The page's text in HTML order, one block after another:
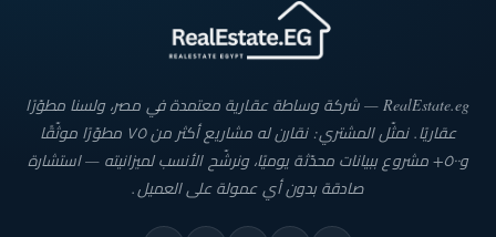
RealEstate.eg — شركة وساطة عقارية معتمدة في مصر، ولسنا مطوّرًا
عقاريًا. نمثّل المشتري: نقارن له مشاريع أكثر من ٧٥ مطوّرًا موثّقًا
و٥٠٠+ مشروع ببيانات محدّثة يوميًا، ونرشّح الأنسب لميزانيته — استشارة
صادقة بدون أي عمولة على العميل.